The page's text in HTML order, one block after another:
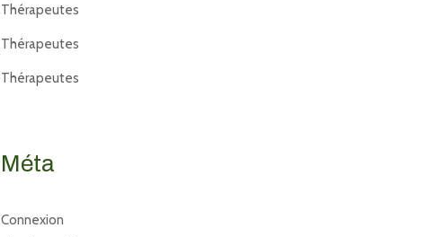
Thérapeutes
Thérapeutes
Thérapeutes
Méta
Connexion